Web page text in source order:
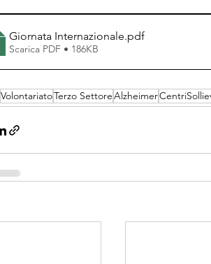
Giornata Internazionale.pdf
Scarica PDF • 186KB
VolontariatoTerzo SettoreAlzheimer